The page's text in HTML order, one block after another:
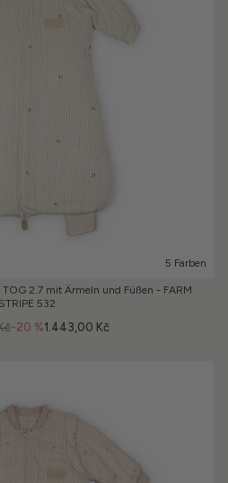
5 Farben
2.7 mit Ärmeln und Füßen - FARM
STRIPE 532
-20 %1.443,00 Kč